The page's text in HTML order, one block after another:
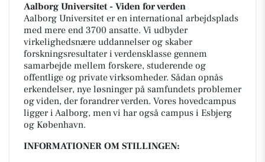
Aalborg Universitet - Viden for verden
Aalborg Universitet er en international arbejdsplads
med mere end 3700 ansatte. Vi udbyder
virkelighedsnære uddannelser og skaber
forskningsresultater i verdensklasse gennem
samarbejde mellem forskere, studerende og
offentlige og private virksomheder. Sådan opnås
erkendelser, nye løsninger på samfundets problemer
og viden, der forandrer verden. Vores hovedcampus
ligger i Aalborg, men vi har også campus i Esbjerg
og København.
INFORMATIONER OM STILLINGEN: